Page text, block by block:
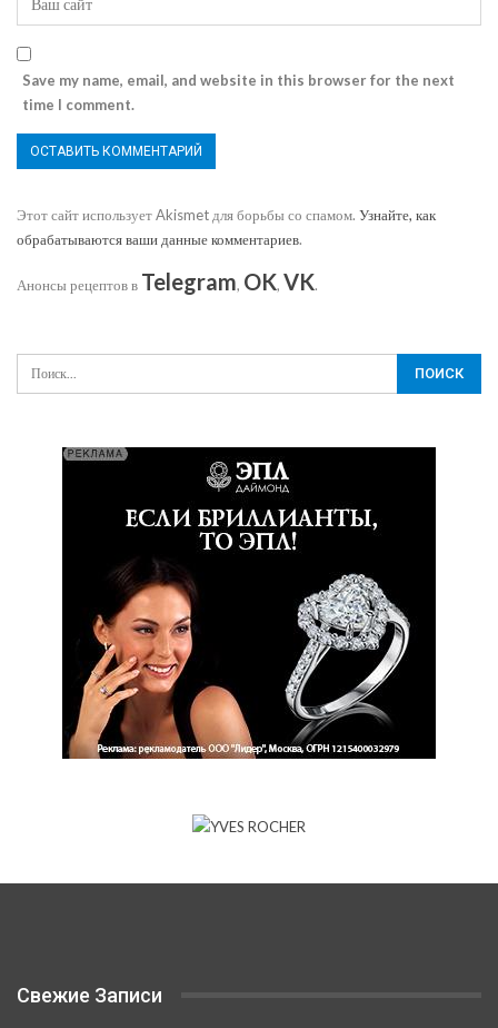
Save my name, email, and website in this browser for the next
time I comment.
Этот сайт использует Akismet для борьбы со спамом. Узнайте, как
обрабатываются ваши данные комментариев.
Анонсы рецептов в Telegram, OK, VK.
Свежие Записи